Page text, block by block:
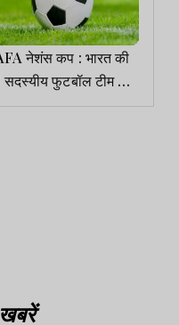
नेशंस कप : भारत की
फुटबॉल टीम का